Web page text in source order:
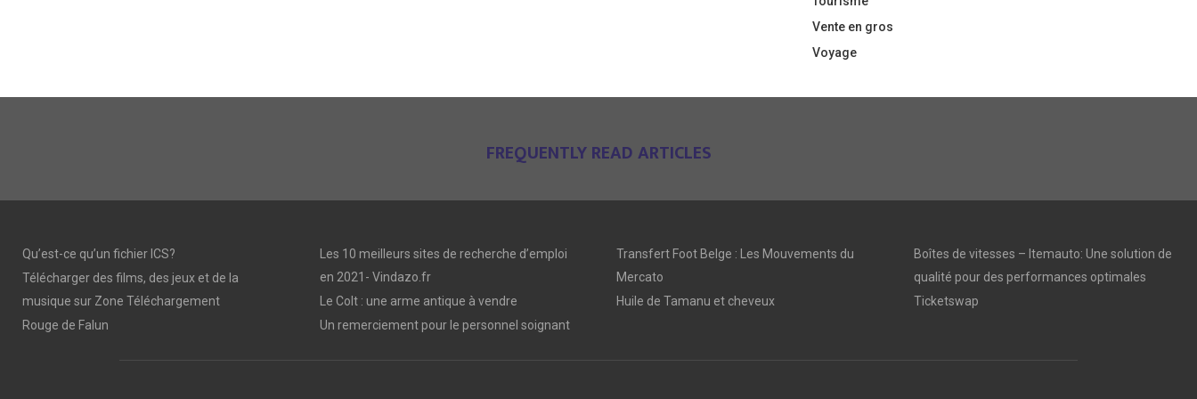
Vente en gros
Voyage
FREQUENTLY READ ARTICLES
Qu’est-ce qu’un fichier ICS?
Télécharger des films, des jeux et de la
musique sur Zone Téléchargement
Rouge de Falun
Les 10 meilleurs sites de recherche d’emploi
en 2021- Vindazo.fr
Le Colt : une arme antique à vendre
Un remerciement pour le personnel soignant
Transfert Foot Belge : Les Mouvements du
Mercato
Huile de Tamanu et cheveux
Boîtes de vitesses – Itemauto: Une solution de
qualité pour des performances optimales
Ticketswap